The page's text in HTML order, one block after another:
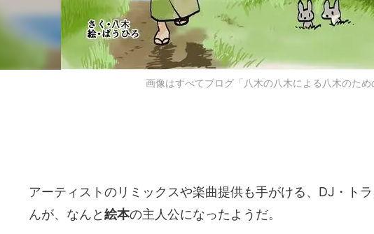
画像はすべてブログ「八木の八木による八木のため
アーティストのリミックスや楽曲提供も手がける、DJ・ト
んが、なんと絵本の主人公になったようだ。